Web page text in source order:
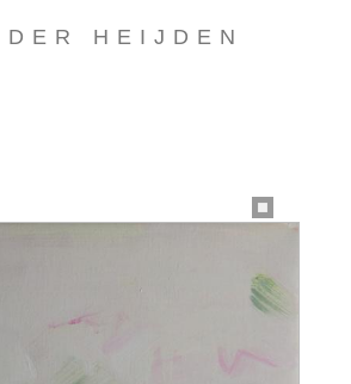
E R H E I J D E N